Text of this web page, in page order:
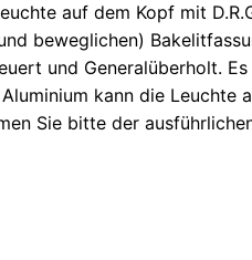
auf dem Kopf mit
beweglichen)
und Generalüberholt.
kann die Leuchte
Sie bitte der